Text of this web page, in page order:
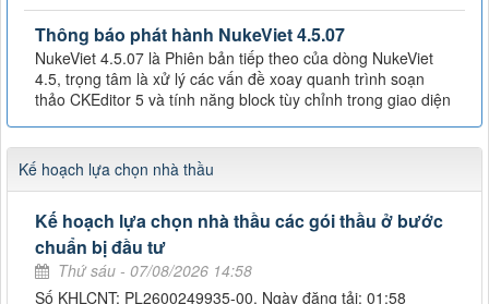
Thông báo phát hành NukeViet 4.5.07
NukeViet 4.5.07 là Phiên bản tiếp theo của dòng NukeViet
4.5, trọng tâm là xử lý các vấn đề xoay quanh trình soạn
thảo CKEditor 5 và tính năng block tùy chỉnh trong giao diện
Kế hoạch lựa chọn nhà thầu
Kế hoạch lựa chọn nhà thầu các gói thầu ở bước
chuẩn bị đầu tư
Thứ sáu - 07/08/2026 14:58
Số KHLCNT: PL2600249935-00. Ngày đăng tải: 01:58